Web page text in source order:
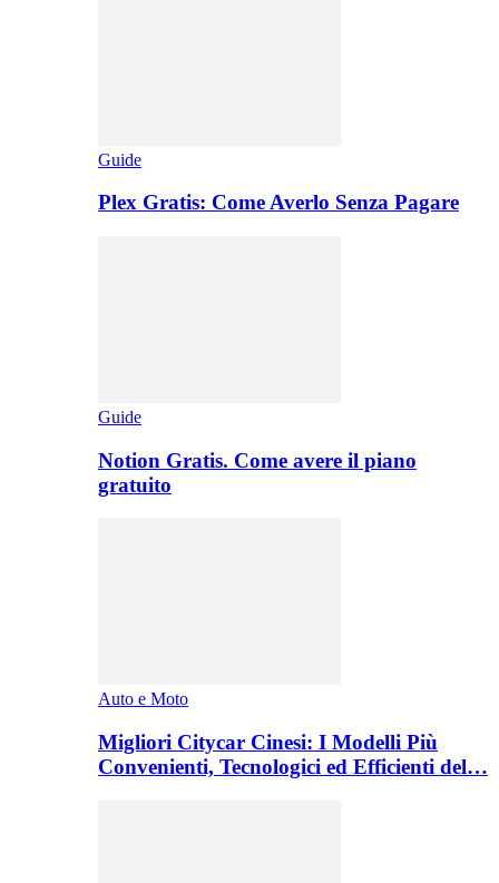
Guide
Plex Gratis: Come Averlo Senza Pagare
Guide
Notion Gratis. Come avere il piano
gratuito
Auto e Moto
Migliori Citycar Cinesi: I Modelli Più
Convenienti, Tecnologici ed Efficienti del…